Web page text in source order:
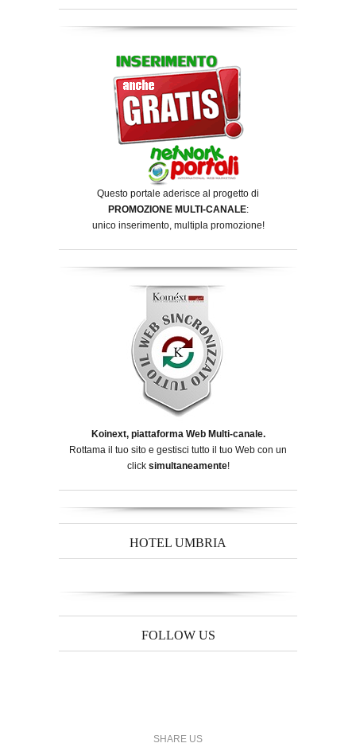
Questo portale aderisce al progetto di
PROMOZIONE MULTI-CANALE:
unico inserimento, multipla promozione!
Koinext, piattaforma Web Multi-canale.
Rottama il tuo sito e gestisci tutto il tuo Web con un
click simultaneamente!
HOTEL UMBRIA
FOLLOW US
SHARE US